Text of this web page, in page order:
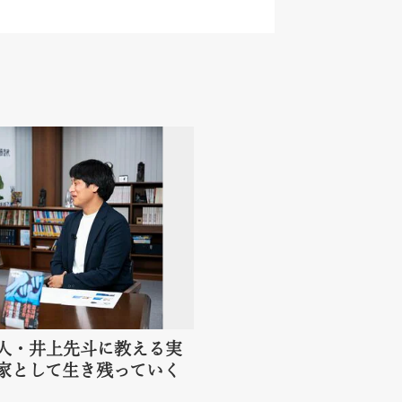
・井上先斗に教える実
として生き残っていく